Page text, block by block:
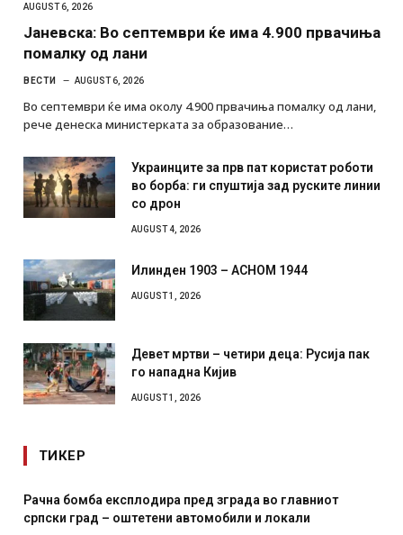
AUGUST 6, 2026
Јаневска: Во септември ќе има 4.900 првачиња
помалку од лани
ВЕСТИ AUGUST 6, 2026
Во септември ќе има околу 4.900 првачиња помалку од лани,
рече денеска министерката за образование…
Украинците за прв пат користат роботи
во борба: ги спуштија зад руските линии
со дрон
AUGUST 4, 2026
Илинден 1903 – АСНОМ 1944
AUGUST 1, 2026
Девет мртви – четири деца: Русија пак
го нападна Кијив
AUGUST 1, 2026
ТИКЕР
во главниот
и локали
И Данска се милитарилизира –
месечна воена